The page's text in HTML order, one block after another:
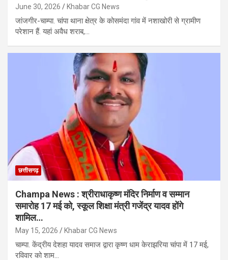
June 30, 2026 Khabar CG News
जांजगीर-चाम्पा. चांपा थाना क्षेत्र के कोसमंदा गांव में नशाखोरी से ग्रामीण
परेशान हैं. यहां अवैध शराब,…
छत्तीसगढ़
Champa News : श्रीराधाकृष्ण मंदिर निर्माण व सम्मान
समारोह 17 मई को, स्कूल शिक्षा मंत्री गजेंद्र यादव होंगे
शामिल…
May 15, 2026 Khabar CG News
चाम्पा. केंद्रीय देशहा यादव समाज द्वारा कृष्ण धाम केराझरिया चांपा में 17 मई,
रविवार को शाम…